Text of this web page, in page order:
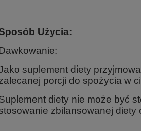
Użycia:
suplement diety
porcji do spożycia w
diety nie może być
zbilansowanej